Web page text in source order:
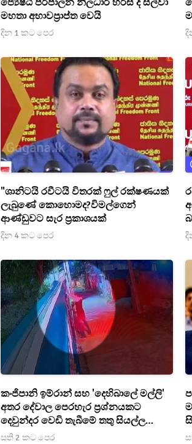
මහතා අභාවප්‍රාප්ත වෙයි
දින 1 කට පෙර
"ශානිටයි රවීටයි විතරක් ෆුල් රක්ෂණයක්
ලැබුණේ කොහොමද?විමල්ගෙන්
ආණ්ඩුවට සැර ප්‍රකාශයක්
දින 4 කට පෙර
කංජිපානි ඉම්රාන් සහ 'දෙහිබාලේ මල්ලි'
අතර දේවාල පෙරහැර ප්‍රශ්නයකට
දෙවුන්දර වෙඩි තැබීමේ තතු සියල්ල
හෙළිවෙයි
සති 2 කට පෙර